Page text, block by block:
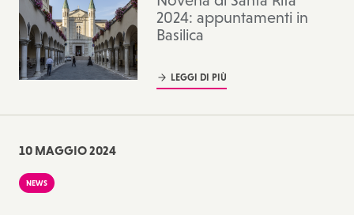
2024: appuntamenti in
Basilica
LEGGI DI PIÙ
10 MAGGIO 2024
NEWS